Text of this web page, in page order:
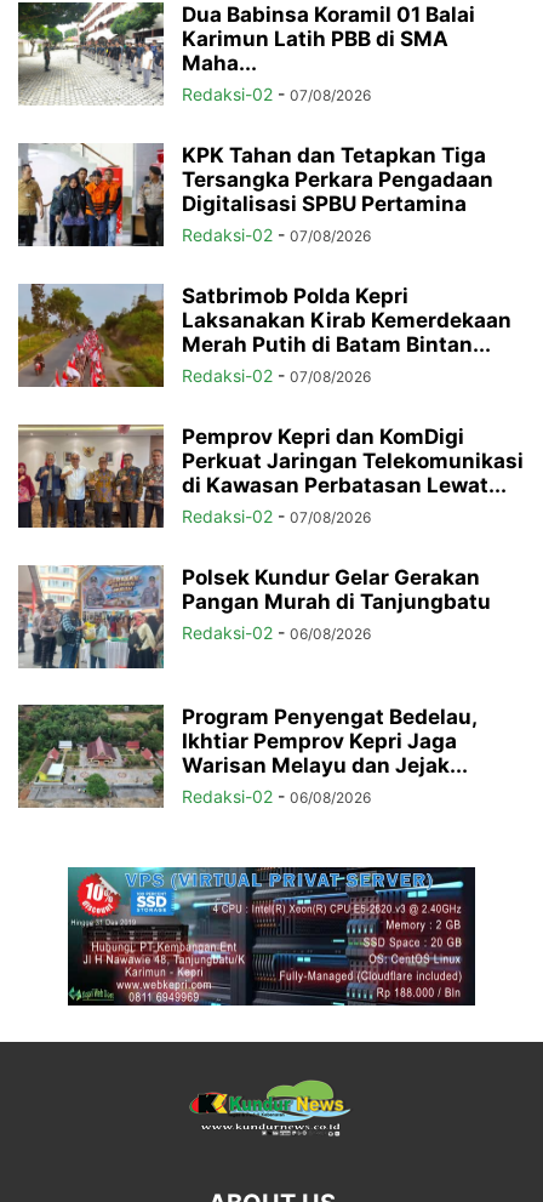
Dua Babinsa Koramil 01 Balai
Karimun Latih PBB di SMA
Maha...
Redaksi-02 - 07/08/2026
KPK Tahan dan Tetapkan Tiga
Tersangka Perkara Pengadaan
Digitalisasi SPBU Pertamina
Redaksi-02 - 07/08/2026
Satbrimob Polda Kepri
Laksanakan Kirab Kemerdekaan
Merah Putih di Batam Bintan...
Redaksi-02 - 07/08/2026
Pemprov Kepri dan KomDigi
Perkuat Jaringan Telekomunikasi
di Kawasan Perbatasan Lewat...
Redaksi-02 - 07/08/2026
Polsek Kundur Gelar Gerakan
Pangan Murah di Tanjungbatu
Redaksi-02 - 06/08/2026
Program Penyengat Bedelau,
Ikhtiar Pemprov Kepri Jaga
Warisan Melayu dan Jejak...
Redaksi-02 - 06/08/2026